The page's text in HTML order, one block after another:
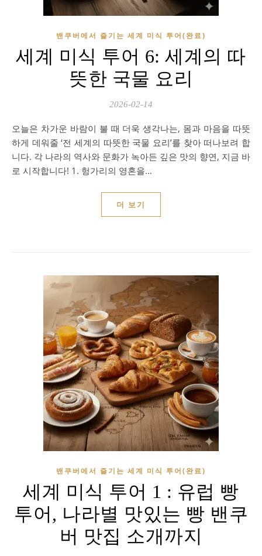
밴쿠버에서 즐기는 세계 미식 투어(완료)
세계 미식 투어 6: 세계의 따
뜻한 국물 요리
2026-02-14
오늘은 차가운 바람이 불 때 더욱 생각나는, 몸과 마음을 따뜻
하게 데워줄 ‘전 세계의 따뜻한 국물 요리’를 찾아 떠나보려 합
니다. 각 나라의 역사와 문화가 녹아든 깊은 맛의 향연, 지금 바
로 시작합니다! 1. 헝가리의 영혼을…
더 보기
밴쿠버에서 즐기는 세계 미식 투어(완료)
세계 미식 투어 1 : 유럽 빵
투어, 나라별 맛있는 빵 밴쿠
버 맛집 소개까지